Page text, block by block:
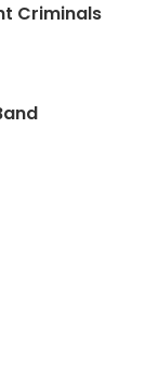
Criminals